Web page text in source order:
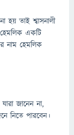
হয় তাই শ্বাসনালী
একটি
নাম হেমলিক
জানেন না,
নিতে পারবেন।